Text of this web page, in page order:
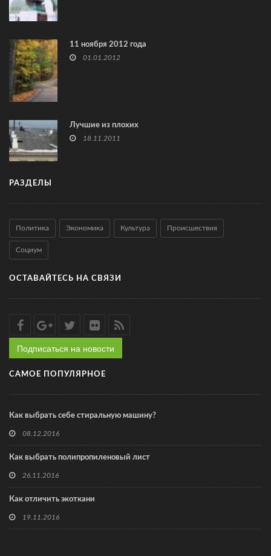
11 ноября 2012 года
01.01.2012
Лучшие из плохих
18.11.2011
РАЗДЕЛЫ
Политика Экономика Культура Происшествия
Социум
ОСТАВАЙТЕСЬ НА СВЯЗИ
Подписаться на новости
САМОЕ ПОПУЛЯРНОЕ
Как выбрать себе стиральную машину?
08.12.2016
Как выбрать полипропиленовый лист
26.11.2016
Как отличить экоткани
19.11.2016